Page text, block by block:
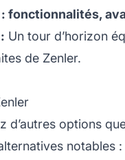
fonctionnalités,
Un tour d’horizon
de Zenler.
d’autres options
notables :